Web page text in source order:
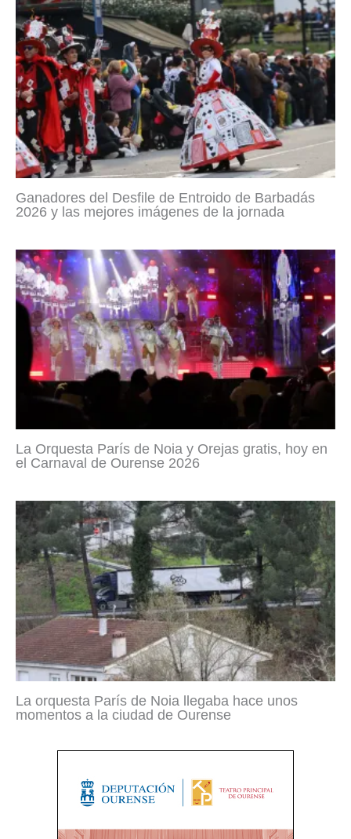
Ganadores del Desfile de Entroido de Barbadás
2026 y las mejores imágenes de la jornada
La Orquesta París de Noia y Orejas gratis, hoy en
el Carnaval de Ourense 2026
La orquesta París de Noia llegaba hace unos
momentos a la ciudad de Ourense